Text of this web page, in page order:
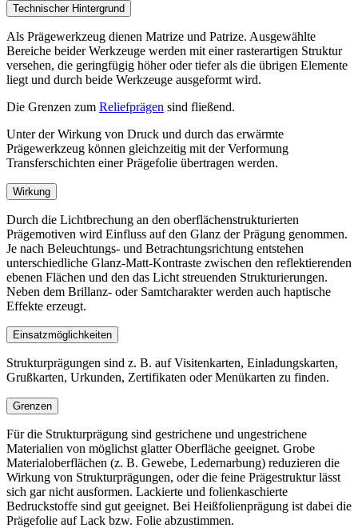
Technischer Hintergrund
Als Präge­werkzeug dienen Matrize und Patrize. Ausge­wähl­te
Bereiche beider Werkzeuge werden mit einer raster­artigen Struktur
ver­sehen, die geringfügig höher oder tiefer als die übrigen Elemente
liegt und durch beide Werkzeuge ausgeformt wird.
Die Grenzen zum Reliefprägen sind fließend.
Unter der Wirkung von Druck und durch das erwärmte
Prägewerkzeug können gleichzeitig mit der Verformung
Transferschichten einer Prägefolie übertragen werden.
Wirkung
Durch die Licht­brechung an den ober­flächenstrukturierten
Prägemotiven wird Einfluss auf den Glanz der Prägung ge­nom­men.
Je nach Beleuchtungs- und Betrachtungsrichtung entstehen
unterschiedliche Glanz-Matt-Kontraste zwischen den reflektierenden
ebenen Flächen und den das Licht streuenden Strukturierungen.
Neben dem Brillanz- oder Samtcharakter werden auch haptische
Effekte erzeugt.
Einsatzmöglichkeiten
Strukturprägungen sind z. B. auf Visitenkarten, Einladungs­karten,
Grußkarten, Urkunden, Zertifikaten oder Menükarten zu finden.
Grenzen
Für die Strukturprägung sind gestrichene und ungestrichene
Materialien von möglichst glatter Oberfläche geeignet. Grobe
Materialoberflächen (z. B. Gewebe, Ledernarbung) reduzieren die
Wirkung von Strukturprägungen, oder die feine Prägestruktur lässt
sich gar nicht ausformen. Lackierte und folienkaschierte
Bedruckstoffe sind gut geeignet. Bei Heißfolienprägung ist dabei die
Prägefolie auf Lack bzw. Folie abzustimmen.